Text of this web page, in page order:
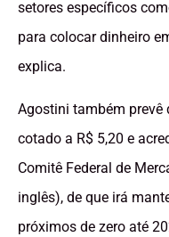
setores específicos
para colocar dinheiro
explica.
Agostini também prevê
cotado a R$ 5,20 e
Comitê Federal de
inglês), de que irá
próximos de zero até